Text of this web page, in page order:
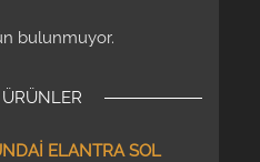
bulunmuyor.
ÜRÜNLER
ELANTRA SOL